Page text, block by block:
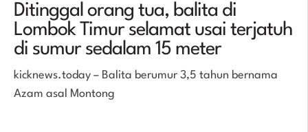
Ditinggal orang tua, balita di
Lombok Timur selamat usai terjatuh
di sumur sedalam 15 meter
kicknews.today – Balita berumur 3,5 tahun bernama
Azam asal Montong